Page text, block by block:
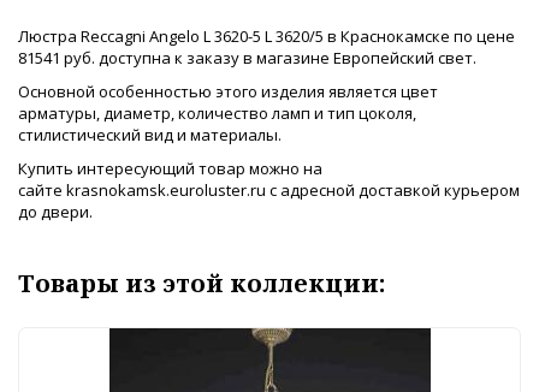
Люстра Reccagni Angelo L 3620-5 L 3620/5 в Краснокамске по цене
81541 руб. доступна к заказу в магазине Европейский свет.
Основной особенностью этого изделия является цвет
арматуры, диаметр, количество ламп и тип цоколя,
стилистический вид и материалы.
Купить интересующий товар можно на
сайте krasnokamsk.euroluster.ru с адресной доставкой курьером
до двери.
Товары из этой коллекции: